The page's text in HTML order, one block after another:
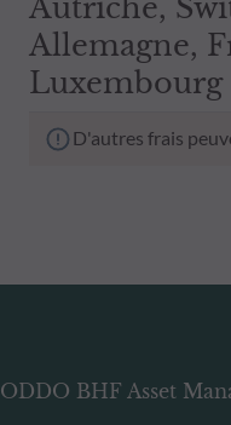
Autriche,
Allemagne,
Luxembourg
D'autres frais
ODDO BHF Asset